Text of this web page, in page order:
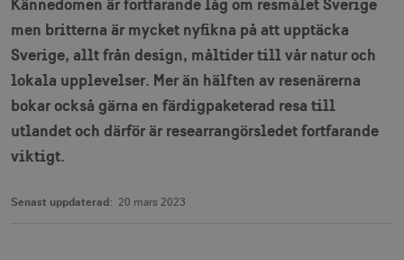
men britterna är mycket nyfikna på att upptäcka
Sverige, allt från design, måltider till vår natur och
lokala upplevelser. Mer än hälften av resenärerna
bokar också gärna en färdigpaketerad resa till
utlandet och därför är researrangörsledet fortfarande
viktigt.
Senast uppdaterad: 20 mars 2023